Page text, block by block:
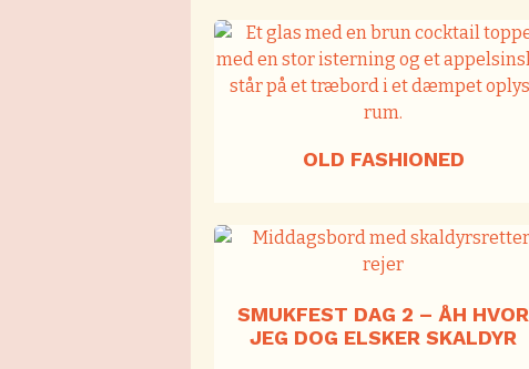
OLD FASHIONED
SMUKFEST DAG 2 – ÅH HVOR
JEG DOG ELSKER SKALDYR